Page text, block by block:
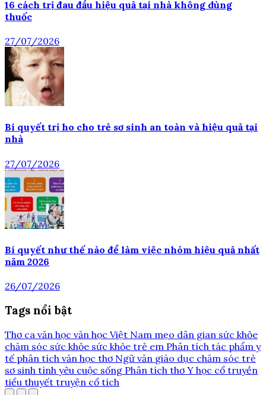
16 cách trị đau đầu hiệu quả tại nhà không dùng
thuốc
27/07/2026
Bí quyết trị ho cho trẻ sơ sinh an toàn và hiệu quả tại
nhà
27/07/2026
Bí quyết như thế nào để làm việc nhóm hiệu quả nhất
năm 2026
26/07/2026
Tags nổi bật
Thơ ca văn học văn học Việt Nam mẹo dân gian sức khỏe
chăm sóc sức khỏe sức khỏe trẻ em Phân tích tác phẩm y
tế phân tích văn học thơ Ngữ văn giáo dục chăm sóc trẻ
sơ sinh tình yêu cuộc sống Phân tích thơ Y học cổ truyền
tiểu thuyết truyện cổ tích